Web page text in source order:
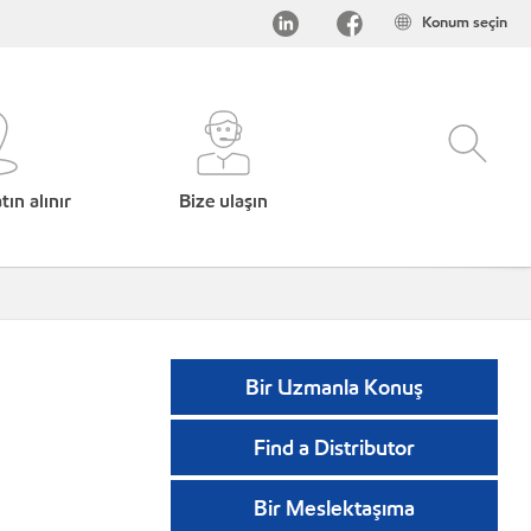
Konum seçin
alınır Bize ulaşın
Bir Uzmanla Konuş
Find a Distributor
Bir Meslektaşıma